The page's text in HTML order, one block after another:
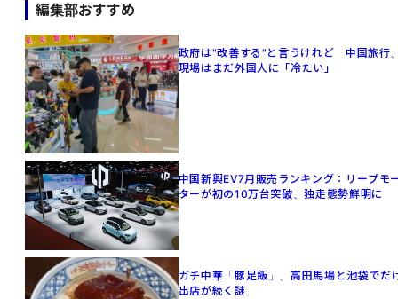
編集部おすすめ
政府は"改善する"と言うけれど 中国旅行
現場はまだ外国人に「冷たい」
中国新興EV7月販売ランキング：リープモ
ターが初の10万台突破、独走態勢鮮明に
ガチ中華「豚足飯」、高田馬場と池袋でだ
出店が続く謎